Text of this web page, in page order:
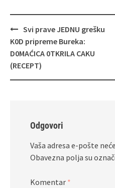
Navigacija
objava
Svi prave JEDNU grešku
K0D pripreme Bureka:
D0MAĆICA 0TKRILA CAKU
(RECEPT)
Odgovori
Vaša adresa e-pošte
Obavezna polja su
Komentar *